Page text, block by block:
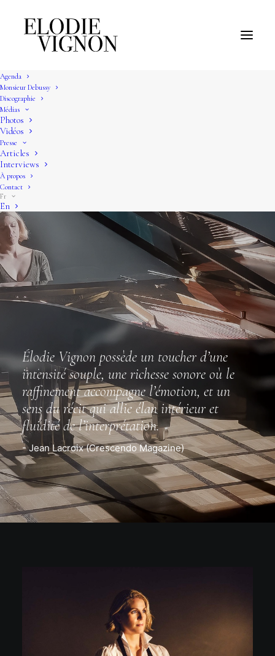
Agenda
Monsieur Debussy
Discographie
Médias
Photos
Vidéos
Presse
Articles
Interviews
À propos
Contact
Fr
En
Élodie Vignon possède un toucher d’une
intensité souple, une richesse sonore où le
raffinement accompagne l’émotion, et un
sens du récit qui allie élan intérieur et
fluidité de l’interprétation.
- Jean Lacroix (Crescendo Magazine)